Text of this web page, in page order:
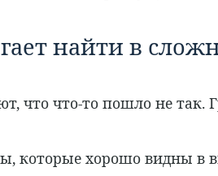
найти в
что что-то пошло не так.
которые хорошо видны в